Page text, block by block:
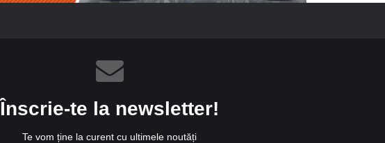
Înscrie-te la newsletter!
Te vom ține la curent cu ultimele noutăți